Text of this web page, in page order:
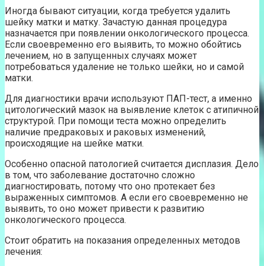
Иногда бывают ситуации, когда требуется удалить
шейку матки и матку. Зачастую данная процедура
назначается при появлении онкологического процесса.
Если своевременно его выявить, то можно обойтись
лечением, но в запущенных случаях может
потребоваться удаление не только шейки, но и самой
матки.
Для диагностики врачи используют ПАП-тест, а именно
цитологический мазок на выявление клеток с атипичной
структурой. При помощи теста можно определить
наличие предраковых и раковых изменений,
происходящие на шейке матки.
Особенно опасной патологией считается дисплазия. Дело
в том, что заболевание достаточно сложно
диагностировать, потому что оно протекает без
выраженных симптомов. А если его своевременно не
выявить, то оно может привести к развитию
онкологического процесса.
Стоит обратить на показания определенных методов
лечения: